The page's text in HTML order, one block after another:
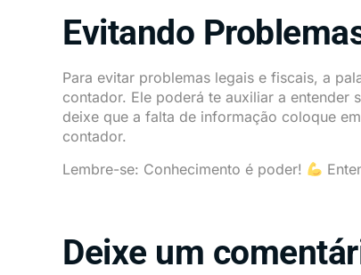
Evitando
Para evitar problemas legais e fiscais, a
contador. Ele poderá te auxiliar a entender
deixe que a falta de informação coloque
contador.
Lembre-se: Conhecimento é poder!
Deixe um